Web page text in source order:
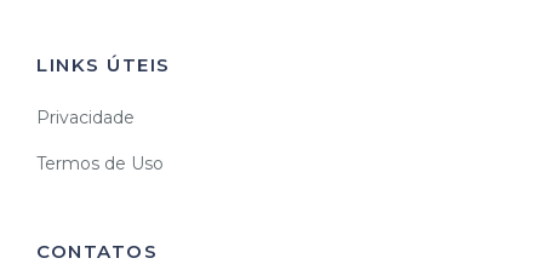
LINKS ÚTEIS
Privacidade
Termos de Uso
CONTATOS